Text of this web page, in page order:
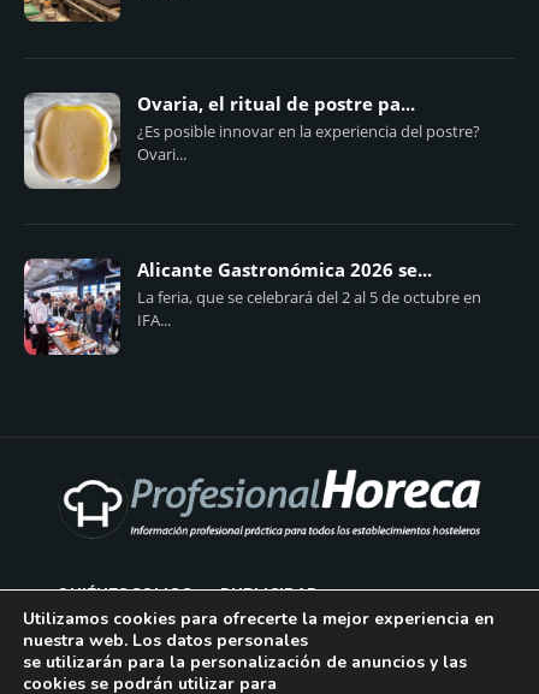
Ovaria, el ritual de postre pa...
¿Es posible innovar en la experiencia del postre?
Ovari...
Alicante Gastronómica 2026 se...
La feria, que se celebrará del 2 al 5 de octubre en
IFA...
QUIÉNES SOMOS PUBLICIDAD
AVISO LEGAL
POLÍTICA DE COOKIES
Utilizamos cookies para ofrecerte la mejor experiencia en
nuestra web. Los datos personales
se utilizarán para la personalización de anuncios y las
cookies se podrán utilizar para